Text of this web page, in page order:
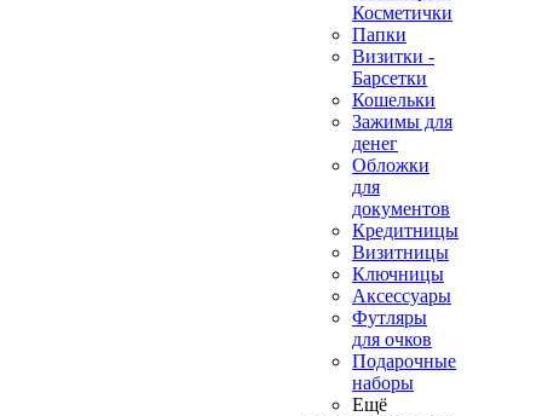
Косметички
Папки
Визитки -
Барсетки
Кошельки
Зажимы для
денег
Обложки
для
документов
Кредитницы
Визитницы
Ключницы
Аксессуары
Футляры
для очков
Подарочные
наборы
Ещё